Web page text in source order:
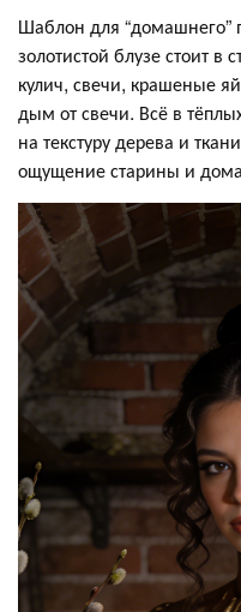
Шаблон для “домашнего”
золотистой блузе стоит в
кулич, свечи, крашеные
дым от свечи. Всё в
на текстуру дерева и
ощущение старины и